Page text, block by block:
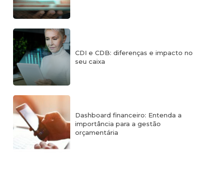
CDI e CDB: diferenças e impacto no
seu caixa
Dashboard financeiro: Entenda a
importância para a gestão
orçamentária